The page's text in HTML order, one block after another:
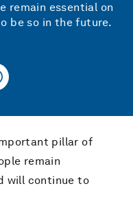
remain essential on
be so in the future.
pillar of
remain
will continue to